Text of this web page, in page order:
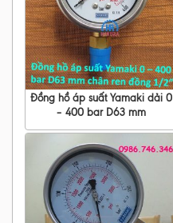
Đồng hồ áp suất Yamaki dải 0
– 400 bar D63 mm